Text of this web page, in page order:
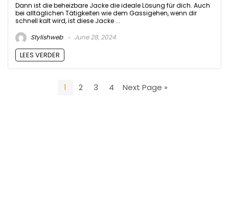
Dann ist die beheizbare Jacke die ideale Lösung für dich. Auch
bei alltäglichen Tätigkeiten wie dem Gassigehen, wenn dir
schnell kalt wird, ist diese Jacke ...
Stylishweb
June 28, 2024
LEES VERDER
1 2 3 4 Next Page »